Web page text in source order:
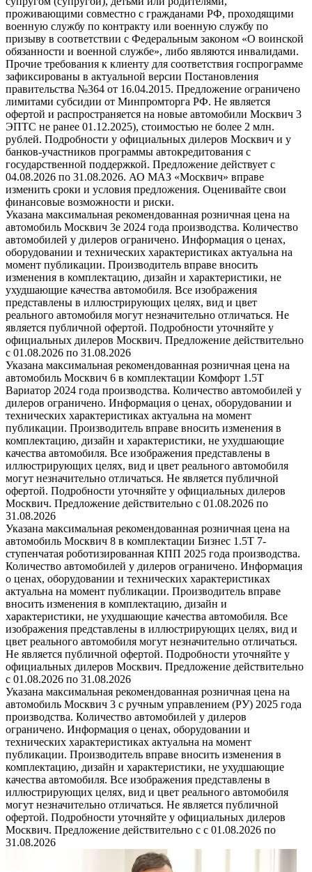
проживающими совместно с гражданами РФ, проходящими
военную службу по контракту или военную службу по
призыву в соответствии с Федеральным законом «О воинской
обязанности и военной службе», либо являются инвалидами.
Прочие требования к клиенту для соответствия госпрограмме
зафиксированы в актуальной версии Постановления
правительства №364 от 16.04.2015. Предложение ограничено
лимитами субсидии от Минпромторга РФ. Не является
офертой и распространяется на новые автомобили Москвич 3
ЭПТС не ранее 01.12.2025), стоимостью не более 2 млн.
рублей. Подробности у официальных дилеров Москвич и у
банков-участников программы автокредитования с
государственной поддержкой. Предложение действует с
04.08.2026 по 31.08.2026. АО МАЗ «Москвич» вправе
изменить сроки и условия предложения. Оценивайте свои
финансовые возможности и риски.
Указана максимальная рекомендованная розничная цена на
автомобиль Москвич 3e 2024 года производства. Количество
автомобилей у дилеров ограничено. Информация о ценах,
оборудовании и технических характеристиках актуальна на
момент публикации. Производитель вправе вносить
изменения в комплектацию, дизайн и характеристики, не
ухудшающие качества автомобиля. Все изображения
представлены в иллюстрирующих целях, вид и цвет
реального автомобиля могут незначительно отличаться. Не
является публичной офертой. Подробности уточняйте у
официальных дилеров Москвич. Предложение действительно
с 01.08.2026 по 31.08.2026
Указана максимальная рекомендованная розничная цена на
автомобиль Москвич 6 в комплектации Комфорт 1.5T
Вариатор 2024 года производства. Количество автомобилей у
дилеров ограничено. Информация о ценах, оборудовании и
технических характеристиках актуальна на момент
публикации. Производитель вправе вносить изменения в
комплектацию, дизайн и характеристики, не ухудшающие
качества автомобиля. Все изображения представлены в
иллюстрирующих целях, вид и цвет реального автомобиля
могут незначительно отличаться. Не является публичной
офертой. Подробности уточняйте у официальных дилеров
Москвич. Предложение действительно с 01.08.2026 по
31.08.2026
Указана максимальная рекомендованная розничная цена на
автомобиль Москвич 8 в комплектации Бизнес 1.5T 7-
ступенчатая роботизированная КПП 2025 года производства.
Количество автомобилей у дилеров ограничено. Информация
о ценах, оборудовании и технических характеристиках
актуальна на момент публикации. Производитель вправе
вносить изменения в комплектацию, дизайн и
характеристики, не ухудшающие качества автомобиля. Все
изображения представлены в иллюстрирующих целях, вид и
цвет реального автомобиля могут незначительно отличаться.
Не является публичной офертой. Подробности уточняйте у
официальных дилеров Москвич. Предложение действительно
с 01.08.2026 по 31.08.2026
Указана максимальная рекомендованная розничная цена на
автомобиль Москвич 3 с ручным управлением (РУ) 2025 года
производства. Количество автомобилей у дилеров
ограничено. Информация о ценах, оборудовании и
технических характеристиках актуальна на момент
публикации. Производитель вправе вносить изменения в
комплектацию, дизайн и характеристики, не ухудшающие
качества автомобиля. Все изображения представлены в
иллюстрирующих целях, вид и цвет реального автомобиля
могут незначительно отличаться. Не является публичной
офертой. Подробности уточняйте у официальных дилеров
Москвич. Предложение действительно с с 01.08.2026 по
31.08.2026